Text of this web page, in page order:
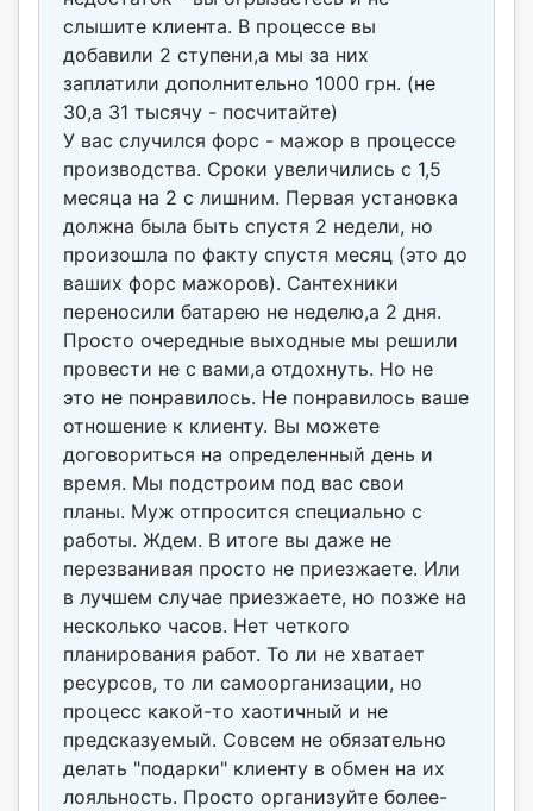
слышите клиента. В процессе вы
добавили 2 ступени,а мы за них
заплатили дополнительно 1000 грн. (не
30,а 31 тысячу - посчитайте)
У вас случился форс - мажор в процессе
производства. Сроки увеличились с 1,5
месяца на 2 с лишним. Первая установка
должна была быть спустя 2 недели, но
произошла по факту спустя месяц (это до
ваших форс мажоров). Сантехники
переносили батарею не неделю,а 2 дня.
Просто очередные выходные мы решили
провести не с вами,а отдохнуть. Но не
это не понравилось. Не понравилось ваше
отношение к клиенту. Вы можете
договориться на определенный день и
время. Мы подстроим под вас свои
планы. Муж отпросится специально с
работы. Ждем. В итоге вы даже не
перезванивая просто не приезжаете. Или
в лучшем случае приезжаете, но позже на
несколько часов. Нет четкого
планирования работ. То ли не хватает
ресурсов, то ли самоорганизации, но
процесс какой-то хаотичный и не
предсказуемый. Совсем не обязательно
делать "подарки" клиенту в обмен на их
лояльность. Просто организуйте более-